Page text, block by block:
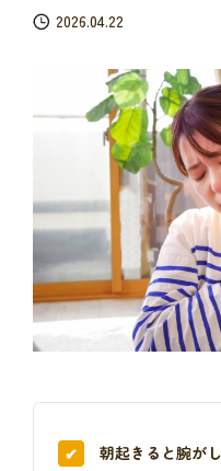
2026.04.22
朝起きると腕が